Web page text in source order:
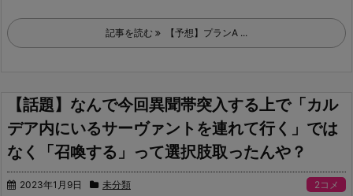
記事を読む 【予想】プランA ...
【話題】なんで今回異聞帯突入する上で「カル
デア内にいるサーヴァントを連れて行く」では
なく「召喚する」って選択肢取ったんや？
2023年1月9日 未分類 2コメ